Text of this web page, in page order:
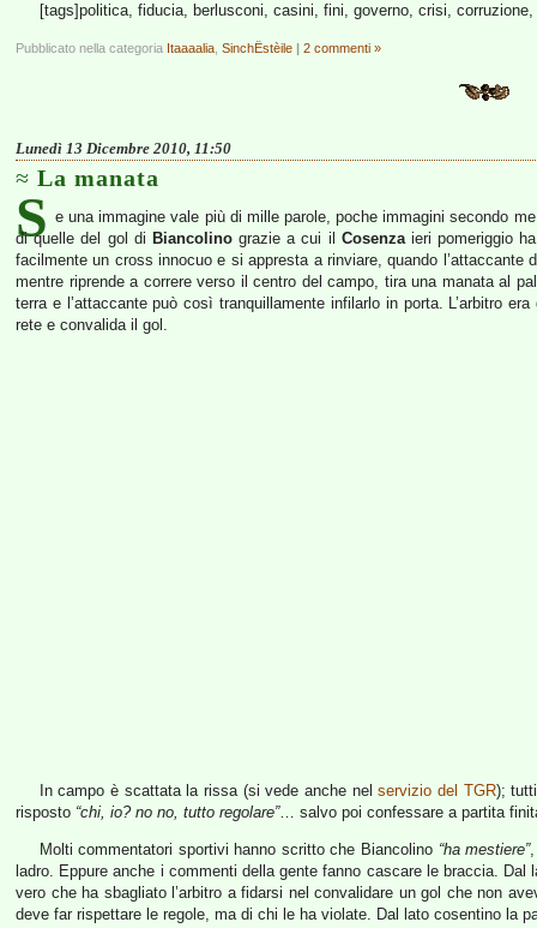
[tags]politica, fiducia, berlusconi, casini, fini, governo, crisi,
Pubblicato nella categoria Itaaaalia SinchËstèile | 2 commenti »
Lunedì 13 Dicembre 2010, 11:50
La manata
S e una immagine vale più di mille parole, poche immagini secondo
di quelle del gol di Biancolinograzie a cui il Cosenzaieri pomeriggio
facilmente un cross innocuo e si appresta a rinviare, quando l’attaccante
mentre riprende a correre verso il centro del campo, tira una manata al
terra e l’attaccante può così tranquillamente infilarlo in porta. L’arbitro
rete e convalida il gol.
In campo è scattata la rissa (si vede anche nelservizio del TGR);
risposto “chi, io? no no, tutto regolare”… salvo poi confessare a partita
Molti commentatori sportivi hanno scritto che Biancolino “ha mestiere”
ladro. Eppure anche i commenti della gente fanno cascare le braccia.
vero che ha sbagliato l’arbitro a fidarsi nel convalidare un gol che non
deve far rispettare le regole, ma di chi le ha violate. Dal lato cosentino la